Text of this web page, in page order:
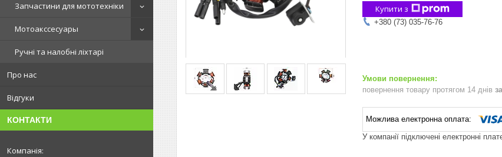
Запчастини для мототехніки
Мотоакссесуары
Ручні та налобні ліхтарі
Про нас
Відгуки
КОНТАКТИ
Купити з
+380 (73) 035-76-76
повернення товару протягом 14 днів
У компанії підключені електронні